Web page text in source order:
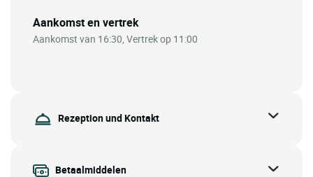
Aankomst en vertrek
Aankomst van 16:30, Vertrek op 11:00
Rezeption und Kontakt
Betaalmiddelen